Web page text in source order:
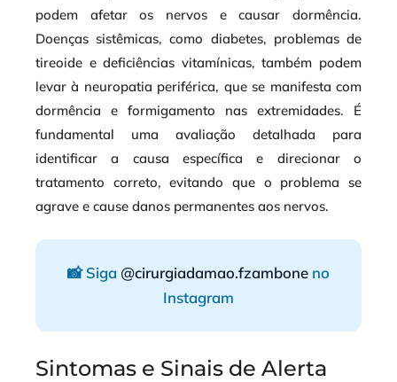
podem afetar os nervos e causar dormência.
Doenças sistêmicas, como diabetes, problemas de
tireoide e deficiências vitamínicas, também podem
levar à neuropatia periférica, que se manifesta com
dormência e formigamento nas extremidades. É
fundamental uma avaliação detalhada para
identificar a causa específica e direcionar o
tratamento correto, evitando que o problema se
agrave e cause danos permanentes aos nervos.
📸 Siga @cirurgiadamao.fzambone no
Instagram
Sintomas e Sinais de Alerta